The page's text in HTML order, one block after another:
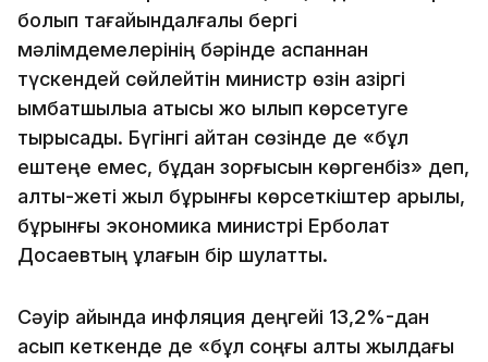
болып тағайындалғалы бергі
мәлімдемелерінің бәрінде аспаннан
түскендей сөйлейтін министр өзін қазіргі
қымбатшылыққа қатысы жоқ қылып көрсетуге
тырысады. Бүгінгі айтқан сөзінде де «бұл
ештеңе емес, бұдан зорғысын көргенбіз» деп,
алты-жеті жыл бұрынғы көрсеткіштер арқылы,
бұрынғы экономика министрі Ерболат
Досаевтың құлағын бір шулатты.
Сәуір айында инфляция деңгейі 13,2%-дан
асып кеткенде де «бұл соңғы алты жылдағы